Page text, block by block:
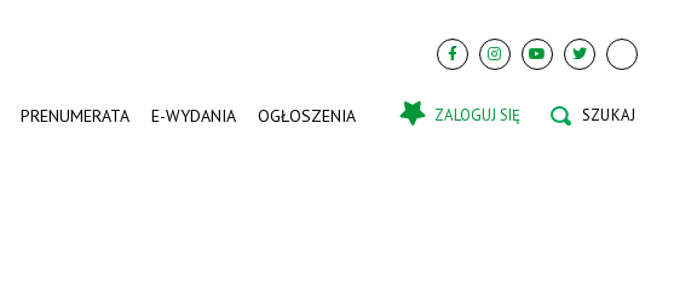
PRENUMERATA E-WYDANIA OGŁOSZENIA ZALOGUJ SIĘ